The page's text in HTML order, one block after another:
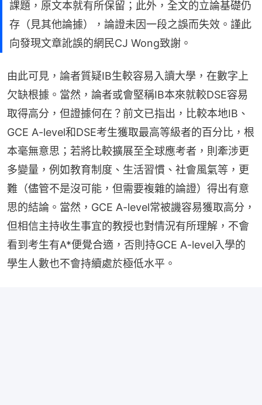
課題，原文本就有所保留；此外，全文的立論基礎仍
存（見其他論據），論證未因一段之誤而失效。謹此
向發現文章訛誤的網民CJ Wong致謝。
由此可見，論者質疑IB生較容易入讀大學，在數字上
欠缺根據。當然，論者或會堅稱IB本來就較DSE容易
取得高分，但證據何在？前文已指出，比較本地IB、
GCE A-level和DSE考生獲取最高等級者的百分比，根
本毫無意思；若將比較擴展至全球應考者，則牽涉更
多變量，例如教育制度、生活習慣、社會風氣等，更
難（儘管不是沒可能，但需要複雜的論證）得出有意
思的結論。當然，GCE A-level常被譏容易獲取高分，
但相信主持收生事宜的教授也對情況有所理解，不會
看到考生有A*便覺合適，否則持GCE A-level入學的
學生人數也不會持續處於極低水平。